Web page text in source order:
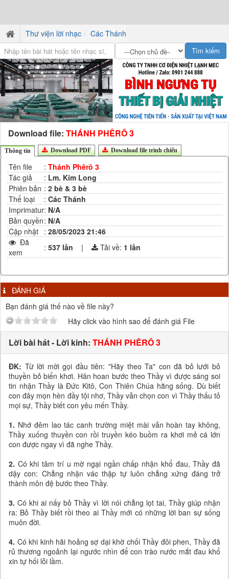
Thư viện lời nhạc Các Thánh
Download file: THÁNH PHÊRÔ 3
Thông tin Download PDF Download file trình chiếu
Tên file : Thánh Phêrô 3
Tác giả
: Lm. Kim Long
Phiên bản : 2 bè & 3 bè
Thể loại
: Các Thánh
Imprimatur: N/A
Bản quyền: N/A
Cập nhật : 28/05/2023 21:46
Đã
xem
: 537 lần | Tải về: 1 lần
ĐÁNH GIÁ
Bạn đánh giá thế nào về file này?
Hãy click vào hình sao để đánh giá File
Lời bài hát - Lời kinh: THÁNH PHÊRÔ 3
ĐK: Từ lời mời gọi đầu tiên: "Hãy theo Ta" con đã bỏ lưới bỏ
thuyền bỏ biển khơi. Hân hoan bước theo Thầy vì được sáng soi
tin nhận Thầy là Đức Kitô, Con Thiên Chúa hằng sống. Dù biết
con đây mọn hèn đầy tội nhơ, Thầy vẫn chọn con vì Thầy thấu tỏ
mọi sự, Thầy biết con yêu mến Thầy.
1. Nhớ đêm lao tác canh trường miệt mài vẫn hoàn tay không,
Thầy xuống thuyền con rồi truyền kéo buồm ra khơi mẻ cá lớn
con được ngay vì đã nghe Thầy.
2. Có khi tâm trí u mờ ngại ngần chấp nhận khổ đau, Thầy đã
dậy con: Chẳng nhận vác thập tự luôn chẳng xứng đáng trở
thành môn đệ bước theo Thầy.
3.Có khi ai nấy bỏ Thầy vì lời nói chẳng lọt tai, Thầy giúp nhận
ra: Bỏ Thầy biết rồi theo ai Thầy mới có những lời ban sự sống
muôn đời.
4. Có khi kinh hãi hoảng sợ dại khờ chối Thầy đôi phen, Thầy đã
rủ thương ngoảnh lại ngước nhìn để con trào nước mắt đau khổ
xin tự hối lỗi lầm.